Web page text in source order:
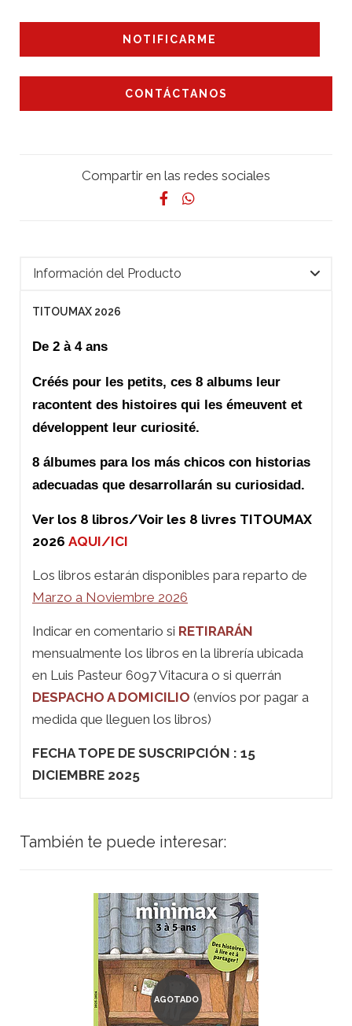
NOTIFICARME
CONTÁCTANOS
Compartir en las redes sociales
Información del Producto
TITOUMAX 2026
De 2 à 4 ans
Créés pour les petits, ces 8 albums leur
racontent des histoires qui les émeuvent et
développent leur curiosité.
8 álbumes para los más chicos con historias
adecuadas que desarrollarán su curiosidad.
Ver los 8 libros/Voir les 8 livres TITOUMAX
2026 AQUI/ICI
Los libros estarán disponibles para reparto de
Marzo a Noviembre 2026
Indicar en comentario si RETIRARÁN
mensualmente los libros en la librería ubicada
en Luis Pasteur 6097 Vitacura o si querrán
DESPACHO A DOMICILIO (envíos por pagar a
medida que lleguen los libros)
FECHA TOPE DE SUSCRIPCIÓN : 15
DICIEMBRE 2025
También te puede interesar:
AGOTADO